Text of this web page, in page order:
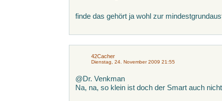
finde das gehört ja wohl zur
42Cacher
Dienstag, 24. November 2009 21:55
@Dr. Venkman
Na, na, so klein ist doch der Smart auch